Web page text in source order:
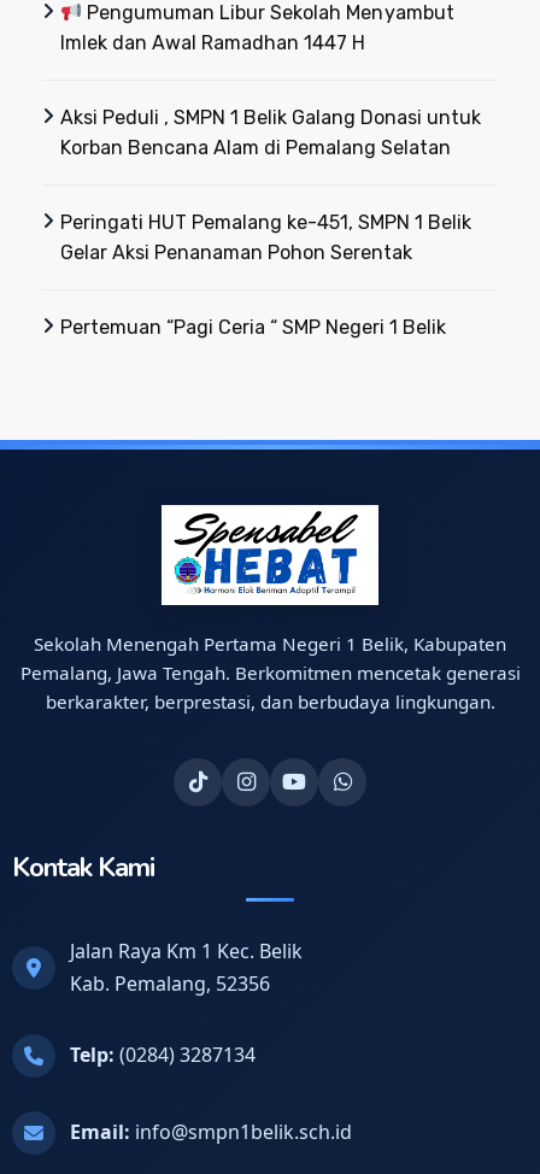
Pengumuman Libur Sekolah Menyambut
Imlek dan Awal Ramadhan 1447 H
Aksi Peduli , SMPN 1 Belik Galang Donasi untuk
Korban Bencana Alam di Pemalang Selatan
Peringati HUT Pemalang ke-451, SMPN 1 Belik
Gelar Aksi Penanaman Pohon Serentak
Pertemuan “Pagi Ceria “ SMP Negeri 1 Belik
Sekolah Menengah Pertama Negeri 1 Belik, Kabupaten
Pemalang, Jawa Tengah. Berkomitmen mencetak generasi
berkarakter, berprestasi, dan berbudaya lingkungan.
Kontak Kami
Jalan Raya Km 1 Kec. Belik
Kab. Pemalang, 52356
Telp: (0284) 3287134
Email: info@smpn1belik.sch.id